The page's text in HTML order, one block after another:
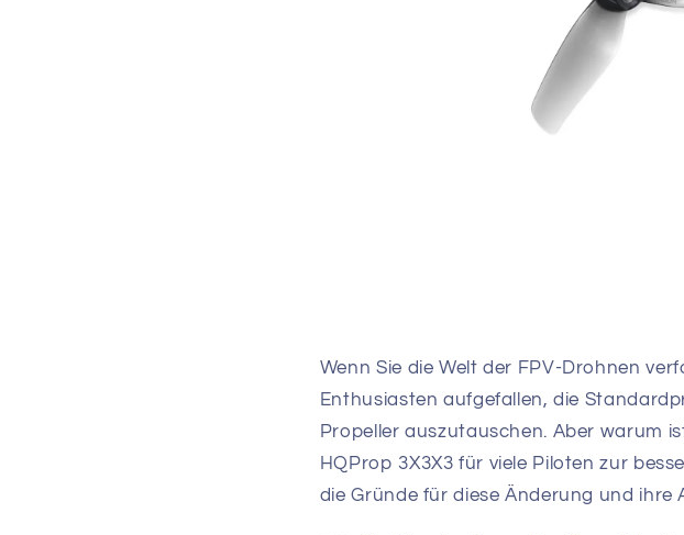
Wenn Sie die Welt der FPV-Drohnen
Enthusiasten aufgefallen, die
Propeller auszutauschen. Aber warum
HQProp 3X3X3 für viele Piloten zur
die Gründe für diese Änderung und ihre